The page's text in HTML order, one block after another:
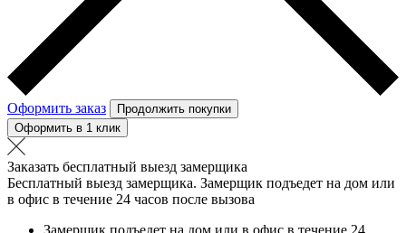
Оформить заказ
Продолжить покупки
Оформить в 1 клик
Заказать бесплатный выезд замерщика
Бесплатный выезд замерщика. Замерщик подъедет на дом или
в офис в течение 24 часов после вызова
Замерщик подъедет на дом или в офис в течение 24